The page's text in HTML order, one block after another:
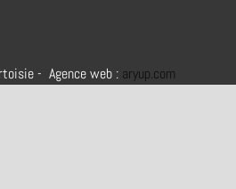
- Agence web : aryup.com